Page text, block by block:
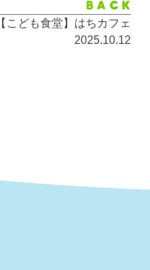
【こども食堂】はちカフェ
2025.10.12